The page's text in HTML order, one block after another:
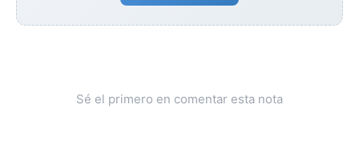
Sé el primero en comentar esta nota